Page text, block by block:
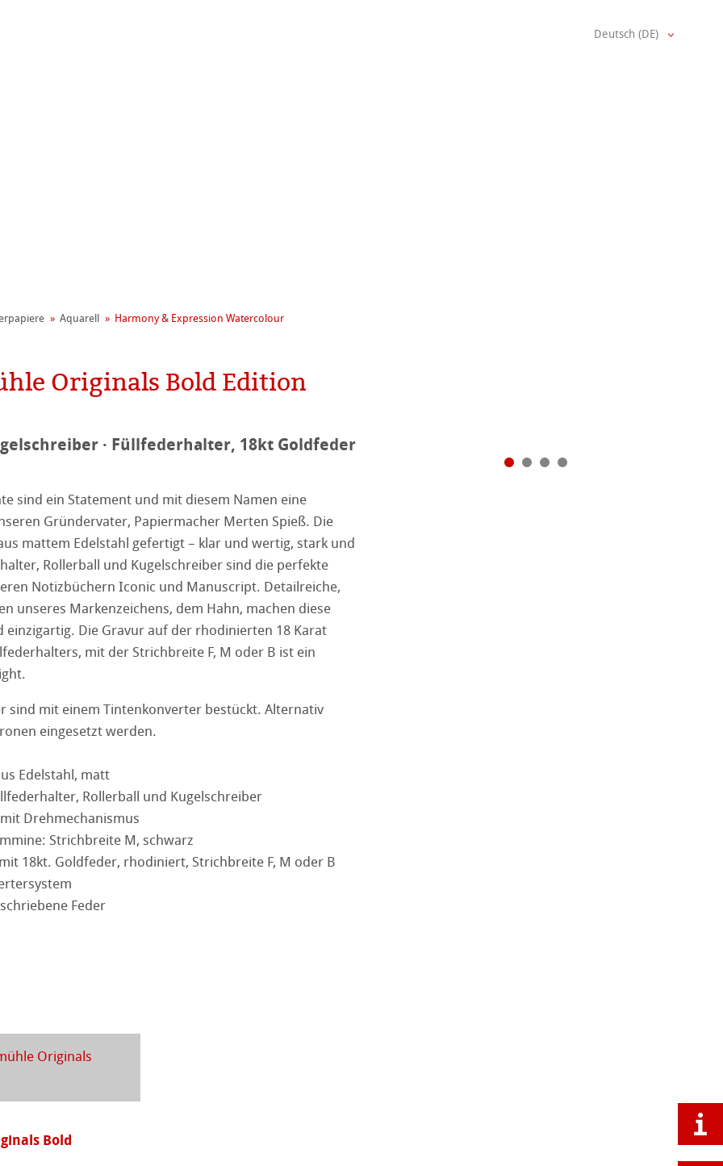
Program
Albums
Album
Deutsch (DE)
Aquarell Harmony & Expression Watercolour
Originals Bold Edition
· Füllfederhalter, 18kt Goldfeder
sind ein Statement und mit diesem Namen eine
Gründervater, Papiermacher Merten Spieß. Die
mattem Edelstahl gefertigt – klar und wertig, stark und
Rollerball und Kugelschreiber sind die perfekte
Notizbüchern Iconic und Manuscript. Detailreiche,
unseres Markenzeichens, dem Hahn, machen diese
einzigartig. Die Gravur auf der rhodinierten 18 Karat
mit der Strichbreite F, M oder B ist ein
sind mit einem Tintenkonverter bestückt. Alternativ
eingesetzt werden.
Edelstahl, matt
Rollerball und Kugelschreiber
Drehmechanismus
Strichbreite M, schwarz
18kt. Goldfeder, rhodiniert, Strichbreite F, M oder B
Feder
Originals
Bold